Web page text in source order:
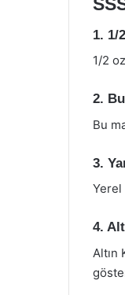
1. 1/
1/2
2.
Bu
3.
Yerel
4.
Altın